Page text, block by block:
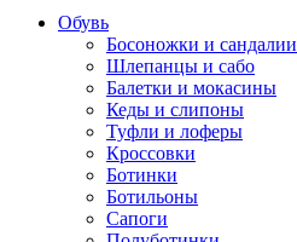
Обувь
Босоножки и сандалии
Шлепанцы и сабо
Балетки и мокасины
Кеды и слипоны
Туфли и лоферы
Кроссовки
Ботинки
Ботильоны
Сапоги